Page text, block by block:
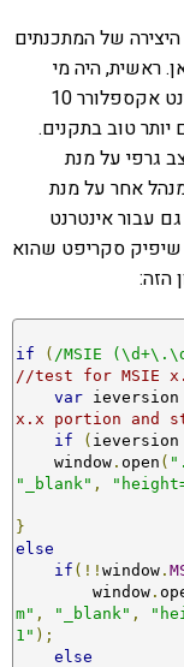
של המתכנתים
ראשית, היה מי
שזיהה את הצורך: האתר לא עובד טוב באינטרנט אקספלורר 10
טוב בתקנים.
גרפי על מנת
אחר על מנת
עבור אינטרנט
למתכנת שיפיק סקריפט שהוא
הזה:
if ( /MSIE
//test for MSIE
var ieversion
x.x portion and
if
( ieversion
    window
. open (
"_blank" ,
}
else
if (!! window .
	window
.
m" , "_blank" ,
1" );
else